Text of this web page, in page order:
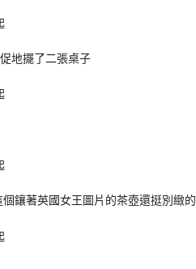
地擺了二張桌子
鑲著英國女王圖片的茶壺還挺別緻的